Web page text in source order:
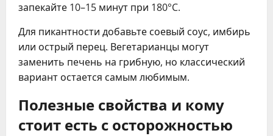
запекайте 10–15 минут при 180°C.
Для пикантности добавьте соевый соус, имбирь
или острый перец. Вегетарианцы могут
заменить печень на грибную, но классический
вариант остается самым любимым.
Полезные свойства и кому
стоит есть с осторожностью